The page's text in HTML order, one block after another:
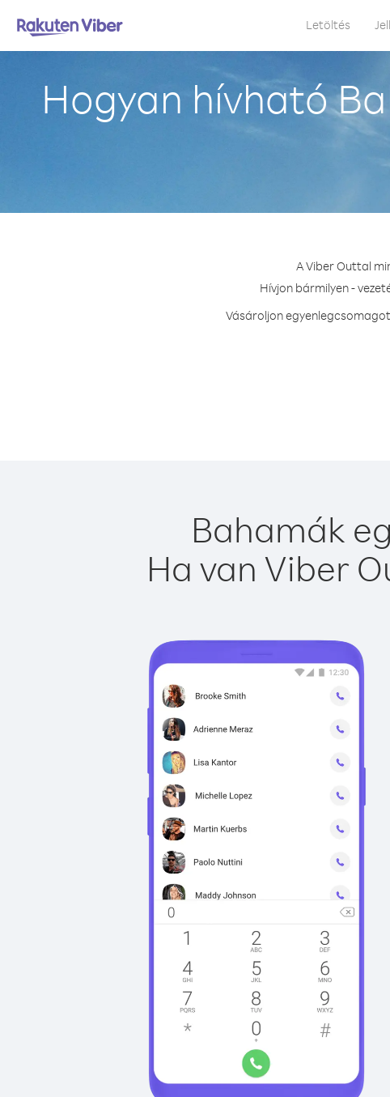
Letöltés
Hogyan hívható
A Viber Outtal
Hívjon bármilyen -
Vásároljon
Bahamák
Ha van Viber